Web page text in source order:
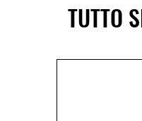
TUTTO